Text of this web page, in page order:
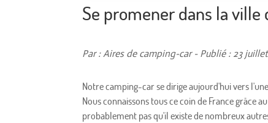
Se promener dans la ville
Par : Aires de camping-car - Publié : 23
Notre camping-car se dirige aujourd'hui vers
Nous connaissons tous ce coin de France grâce
probablement pas qu'il existe de nombreux